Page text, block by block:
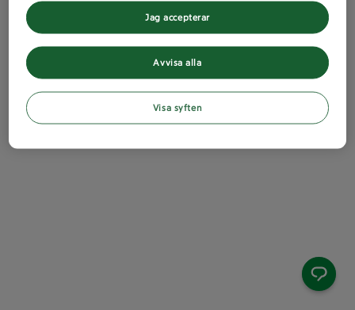
Avvisa alla
Jag accepterar
Visa syften